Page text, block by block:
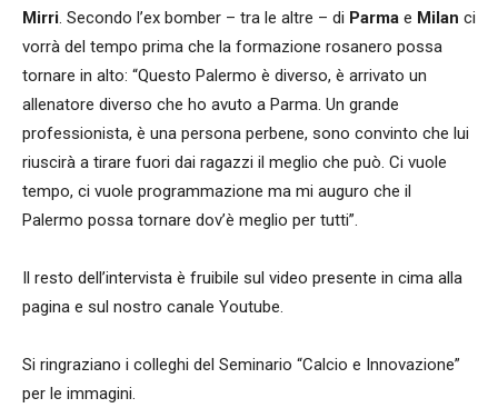
Mirri . Secondo l’ex bomber – tra le altre – di Parma e Milan ci
vorrà del tempo prima che la formazione rosanero possa
tornare in alto: “Questo Palermo è diverso, è arrivato un
allenatore diverso che ho avuto a Parma. Un grande
professionista, è una persona perbene, sono convinto che lui
riuscirà a tirare fuori dai ragazzi il meglio che può. Ci vuole
tempo, ci vuole programmazione ma mi auguro che il
Palermo possa tornare dov’è meglio per tutti”.
Il resto dell’intervista è fruibile sul video presente in cima alla
pagina e sul nostro canale Youtube.
Si ringraziano i colleghi del Seminario “Calcio e Innovazione”
per le immagini.